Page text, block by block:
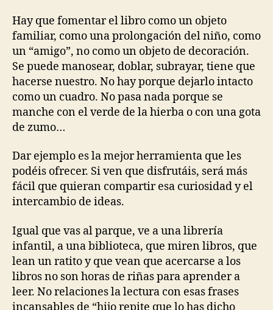
Hay que fomentar el libro como un objeto
familiar, como una prolongación del niño, como
un “amigo”, no como un objeto de decoración.
Se puede manosear, doblar, subrayar, tiene que
hacerse nuestro. No hay porque dejarlo intacto
como un cuadro. No pasa nada porque se
manche con el verde de la hierba o con una gota
de zumo…
Dar ejemplo es la mejor herramienta que les
podéis ofrecer. Si ven que disfrutáis, será más
fácil que quieran compartir esa curiosidad y el
intercambio de ideas.
Igual que vas al parque, ve a una librería
infantil, a una biblioteca, que miren libros, que
lean un ratito y que vean que acercarse a los
libros no son horas de riñas para aprender a
leer. No relaciones la lectura con esas frases
incansables de “hijo repite que lo has dicho